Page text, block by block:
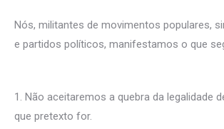
Nós, militantes de movimentos populares,
e partidos políticos, manifestamos o que
1. Não aceitaremos a quebra da legalidade
que pretexto for.